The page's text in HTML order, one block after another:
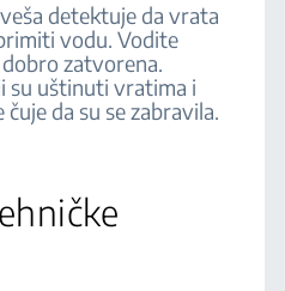
detektuje da vrata
vodu. Vodite
zatvorena.
su uštinuti vratima i
da su se zabravila.